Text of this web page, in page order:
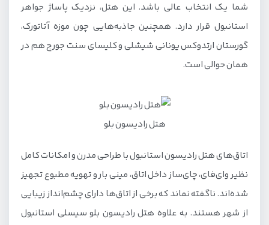
شما یک انتخاب عالی باشد. این هتل، نزدیک پاساژ جواهر
استانبول قرار دارد. همچنین جاذبه‌هایی چون موزه آتاتورک،
گورستان ارتدوکس یونانی شیشلی و کلیسای سنت جورج هم در
همان حوالی است.
هتل رادیسون بلو
اتاق‌های هتل رادیسون استانبول با طراحی مدرن و امکانات کامل
نظیر وای‌فای، چای‌ساز داخل اتاق، مینی بار و تهویه مطبوع تجهیز
شده‌اند. ناگفته نماند که برخی از اتاق‌ها دارای چشم‌انداز زیبایی
از شهر هستند. به علاوه هتل رادیسون بلو سیسلی استانبول